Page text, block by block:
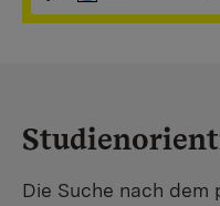
Abspielen
Die Suche nach dem